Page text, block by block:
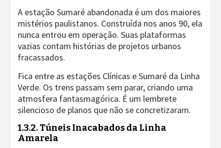
A estação Sumaré abandonada é um dos maiores
mistérios paulistanos. Construída nos anos 90, ela
nunca entrou em operação. Suas plataformas
vazias contam histórias de projetos urbanos
fracassados.
Fica entre as estações Clínicas e Sumaré da Linha
Verde. Os trens passam sem parar, criando uma
atmosfera fantasmagórica. É um lembrete
silencioso de planos que não se concretizaram.
1.3.2. Túneis Inacabados da Linha
Amarela